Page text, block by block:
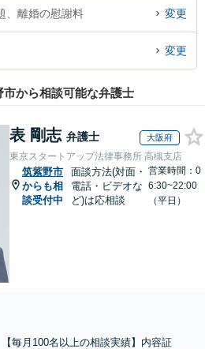
たい』などでお困りの相談者さんにおすす
、離婚の慰謝料 変更
変更
から相談可能な弁護士
表 剛志 弁護士 大阪府
東京スタートアップ法律事務所 高槻支店
筑紫野市
からも相
談受付中
面談方法(対面・
電話・ビデオな
ど)は応相談
営業時間：0
6:30~22:00
（平日）
毎月100名以上の相談実績】内容証